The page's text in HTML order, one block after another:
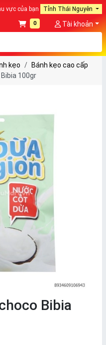
vực của bạn Tỉnh Thái Nguyên
0 Tài khoản
kẹo
Bánh kẹo cao cấp
100gr
Bibia